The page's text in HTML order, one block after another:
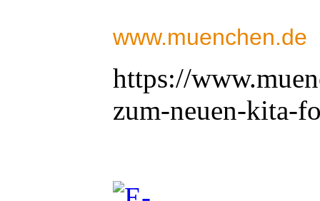
www.muenchen.de
https://
zum-neuen-kita-